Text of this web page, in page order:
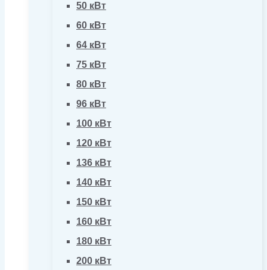
50 кВт
60 кВт
64 кВт
75 кВт
80 кВт
96 кВт
100 кВт
120 кВт
136 кВт
140 кВт
150 кВт
160 кВт
180 кВт
200 кВт